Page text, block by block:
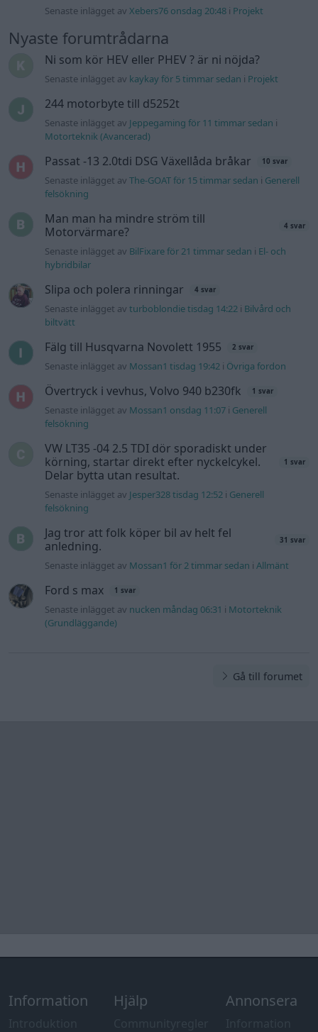
Senaste inlägget avXebers76 onsdag 20:48 i Projekt
Nyaste forumtrådarna
Ni som kör HEV eller PHEV ? är ni nöjda?
Senaste inlägget av kaykay för 5 timmar sedan i Projekt
244 motorbyte till d5252t
Senaste inlägget av Jeppegaming för 11 timmar sedan i
Motorteknik (Avancerad)
Passat -13 2.0tdi DSG Växellåda bråkar 10 svar
Senaste inlägget avThe-GOAT för 15 timmar sedan i Generell
felsökning
Man man ha mindre ström till
Motorvärmare?
4 svar
Senaste inlägget av BilFixare för 21 timmar sedan i El- och
hybridbilar
Slipa och polera rinningar 4 svar
Senaste inlägget avturboblondie tisdag 14:22 i Bilvård och
biltvätt
Fälg till Husqvarna Novolett 1955 2 svar
Senaste inlägget av Mossan1 tisdag 19:42 i Övriga fordon
Övertryck i vevhus, Volvo 940 b230fk 1 svar
Senaste inlägget av Mossan1 onsdag 11:07 i Generell
felsökning
VW LT35 -04 2.5 TDI dör sporadiskt under
körning, startar direkt efter nyckelcykel.
Delar bytta utan resultat.
1 svar
Senaste inlägget av Jesper328 tisdag 12:52 i Generell
felsökning
Jag tror att folk köper bil av helt fel
anledning.
31 svar
Senaste inlägget av Mossan1 för 2 timmar sedan iAllmänt
Ford s max 1 svar
Senaste inlägget av nucken måndag 06:31 i Motorteknik
(Grundläggande)
Gå till forumet
Information Hjälp Annonsera